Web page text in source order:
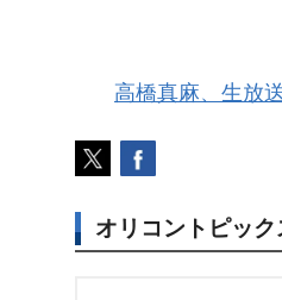
高橋真麻、生放
オリコントピック